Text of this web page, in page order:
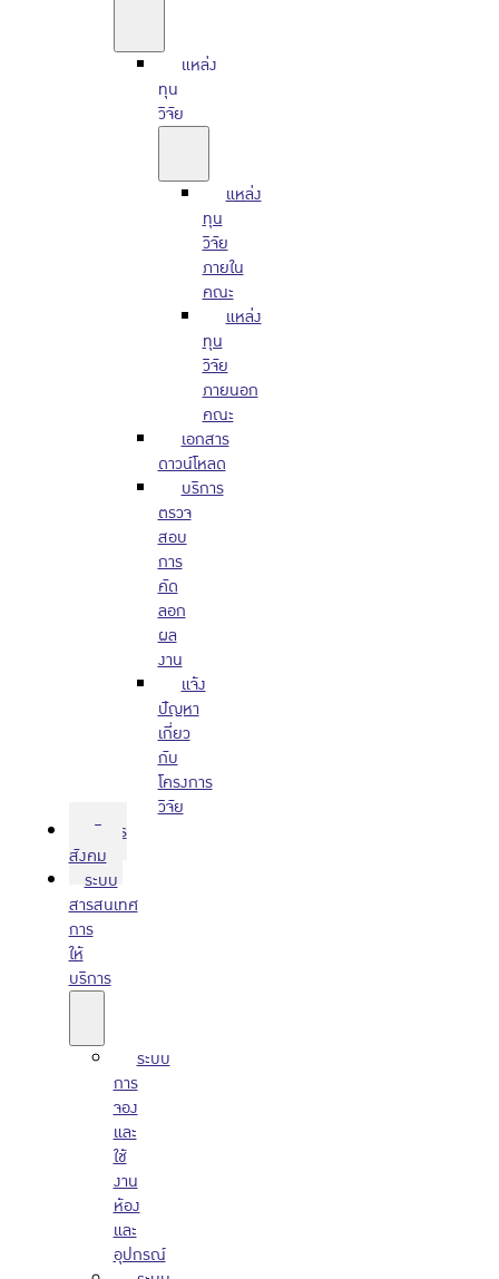
แหล่ง
ทุน
วิจัย
แหล่ง
ทุน
วิจัย
ภายใน
คณะ
แหล่ง
ทุน
วิจัย
ภายนอก
คณะ
เอกสาร
ดาวน์โหลด
บริการ
ตรวจ
สอบ
การ
คัด
ลอก
ผล
งาน
แจ้ง
ปัญหา
เกี่ยว
กับ
โครงการ
วิจัย
บริการ
สังคม
ระบบ
สารสนเทศ
การ
ให้
บริการ
ระบบ
การ
จอง
และ
ใช้
งาน
ห้อง
และ
อุปกรณ์